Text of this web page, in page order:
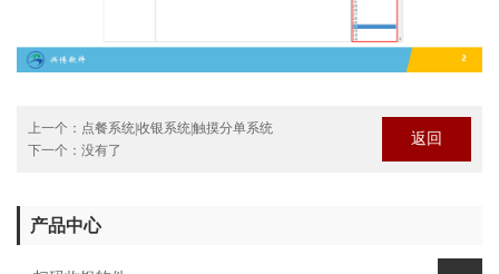
上一个： 点餐系统|收银系统|触摸分单系统
下一个： 没有了
返回
产品中心